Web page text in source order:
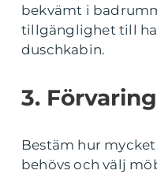
bekvämt i
tillgänglighet till
duschkabin.
3.
Bestäm hur
behövs och välj